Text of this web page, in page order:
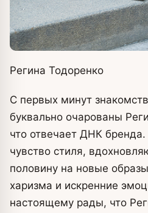
Регина Тодоренко
С первых минут
буквально очарованы
что отвечает ДНК
чувство стиля,
половину на новые
харизма и искренние
настоящему рады, что